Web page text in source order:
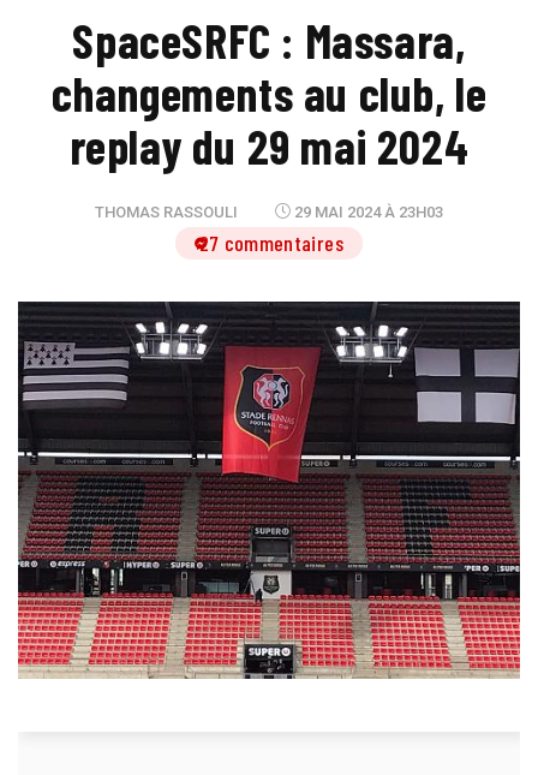
SpaceSRFC : Massara,
changements au club, le
replay du 29 mai 2024
THOMAS RASSOULI 29 MAI 2024 À 23H03
27 commentaires